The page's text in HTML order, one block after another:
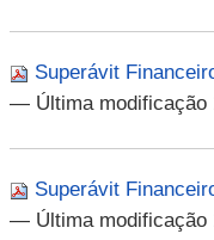
Superávit
— Última modificação
Superávit
— Última modificação